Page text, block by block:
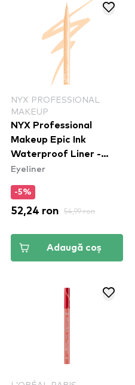
NYX PROFESSIONAL
MAKEUP
NYX Professional
Makeup Epic Ink
Waterproof Liner -
Marshmallow
Eyeliner
-5%
52,24 ron 54,99 ron
Adaugă coș